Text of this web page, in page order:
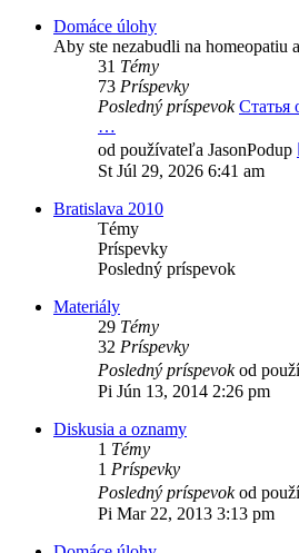
Domáce úlohy
Aby ste nezabudli na homeopatiu
31 Témy
73 Príspevky
Posledný príspevok Статья
…
od používateľa JasonPodup
St Júl 29, 2026 6:41 am
Bratislava 2010
Témy
Príspevky
Posledný príspevok
Materiály
29 Témy
32 Príspevky
Posledný príspevokod
Pi Jún 13, 2014 2:26 pm
Diskusia a oznamy
1 Témy
1 Príspevky
Posledný príspevokod
Pi Mar 22, 2013 3:13 pm